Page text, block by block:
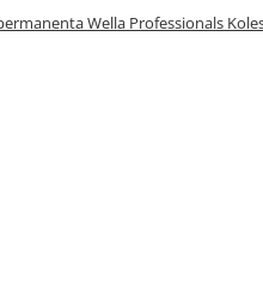
Wella Professionals